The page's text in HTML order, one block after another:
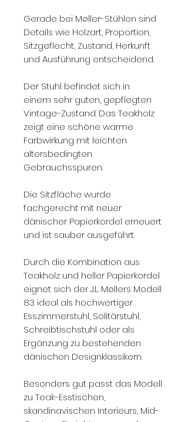
Gerade bei Møller-Stühlen sind
Details wie Holzart, Proportion,
Sitzgeflecht, Zustand, Herkunft
und Ausführung entscheidend.
Der Stuhl befindet sich in
einem sehr guten, gepflegten
Vintage-Zustand. Das Teakholz
zeigt eine schöne warme
Farbwirkung mit leichten
altersbedingten
Gebrauchsspuren.
Die Sitzfläche wurde
fachgerecht mit neuer
dänischer Papierkordel erneuert
und ist sauber ausgeführt.
Durch die Kombination aus
Teakholz und heller Papierkordel
eignet sich der J.L. Møllers Modell
83 ideal als hochwertiger
Esszimmerstuhl, Solitärstuhl,
Schreibtischstuhl oder als
Ergänzung zu bestehenden
dänischen Designklassikern.
Besonders gut passt das Modell
zu Teak-Esstischen,
skandinavischen Interieurs, Mid-